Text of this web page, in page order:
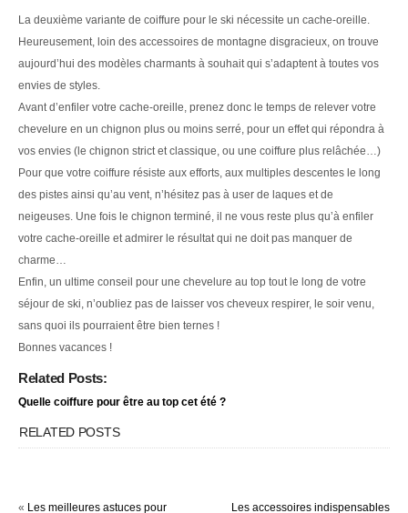
La deuxième variante de coiffure pour le ski nécessite un cache-oreille.
Heureusement, loin des accessoires de montagne disgracieux, on trouve
aujourd’hui des modèles charmants à souhait qui s’adaptent à toutes vos
envies de styles.
Avant d’enfiler votre cache-oreille, prenez donc le temps de relever votre
chevelure en un chignon plus ou moins serré, pour un effet qui répondra à
vos envies (le chignon strict et classique, ou une coiffure plus relâchée…)
Pour que votre coiffure résiste aux efforts, aux multiples descentes le long
des pistes ainsi qu’au vent, n’hésitez pas à user de laques et de
neigeuses. Une fois le chignon terminé, il ne vous reste plus qu’à enfiler
votre cache-oreille et admirer le résultat qui ne doit pas manquer de
charme…
Enfin, un ultime conseil pour une chevelure au top tout le long de votre
séjour de ski, n’oubliez pas de laisser vos cheveux respirer, le soir venu,
sans quoi ils pourraient être bien ternes !
Bonnes vacances !
Related Posts:
Quelle coiffure pour être au top cet été ?
RELATED POSTS
« Les meilleures astuces pour
Les accessoires indispensables